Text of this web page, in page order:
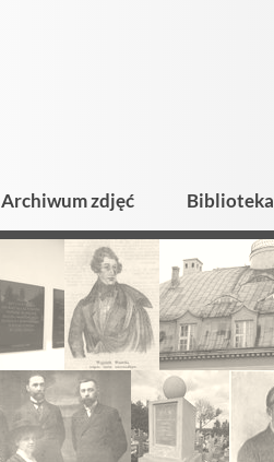
Archiwum zdjęć Biblioteka